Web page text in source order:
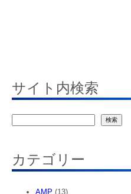
サイト内検索
検索
カテゴリー
AMP (13)